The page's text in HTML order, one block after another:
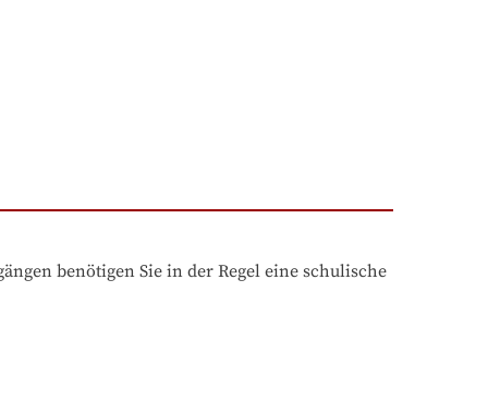
benötigen Sie in der Regel eine schulische